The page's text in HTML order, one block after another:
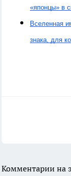
«японцы» в
Вселенная
знака, для
Комментарии на